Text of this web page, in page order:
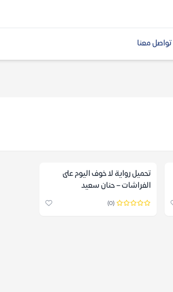
تواصل معنا
تحميل رواية لا خوف اليوم على
الفراشات – حنان سعيد
(0)